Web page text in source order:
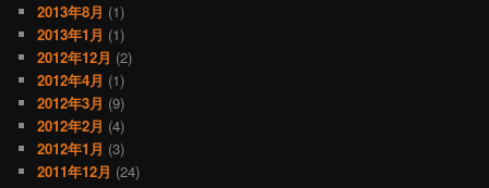
2013年8月 (1)
2013年1月 (1)
2012年12月 (2)
2012年4月 (1)
2012年3月 (9)
2012年2月 (4)
2012年1月 (3)
2011年12月 (24)